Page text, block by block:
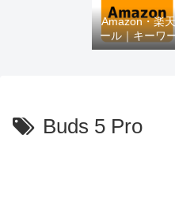
Amazon・楽
ール｜キーワ
商品を
Buds 5 Pro